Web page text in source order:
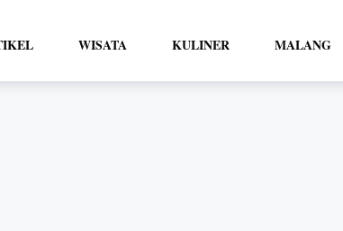
WISATA KULINER MALANG